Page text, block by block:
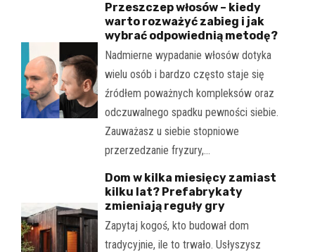
Przeszczep włosów – kiedy
warto rozważyć zabieg i jak
wybrać odpowiednią metodę?
Nadmierne wypadanie włosów dotyka
wielu osób i bardzo często staje się
źródłem poważnych kompleksów oraz
odczuwalnego spadku pewności siebie.
Zauważasz u siebie stopniowe
przerzedzanie fryzury,…
Dom w kilka miesięcy zamiast
kilku lat? Prefabrykaty
zmieniają reguły gry
Zapytaj kogoś, kto budował dom
tradycyjnie, ile to trwało. Usłyszysz